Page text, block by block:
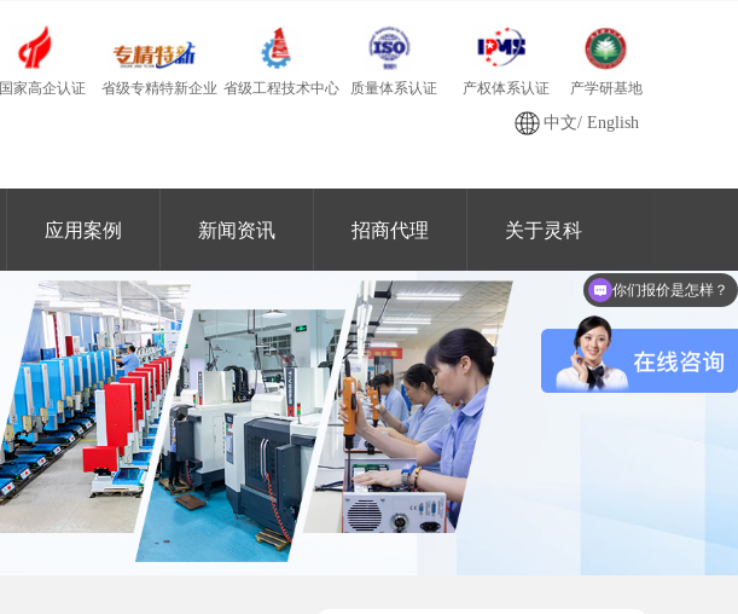
国家高企认证 省级专精特新企业 省级工程技术中心 质量体系认证 产权体系认证 产学研基地
中文/English
应用案例 新闻资讯 招商代理 关于灵科
你们报价是怎样？